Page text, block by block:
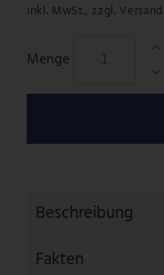
inkl. MwSt., zzgl. Versand
Menge
Beschreibung
Fakten